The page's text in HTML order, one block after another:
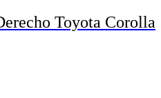
Toyota Corolla